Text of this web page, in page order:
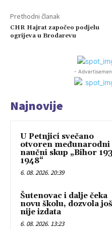
Prethodni članak
CHR Hajrat započeo podjelu
ogrijeva u Brodarevu
-
Najnovije
U Petnjici svečano
otvoren međunarodni
naučni skup „Bihor
1948“
6. 08. 2026. 20:39
Šutenovac i dalje čeka
novu školu, dozvola još
nije izdata
6. 08. 2026. 13:23